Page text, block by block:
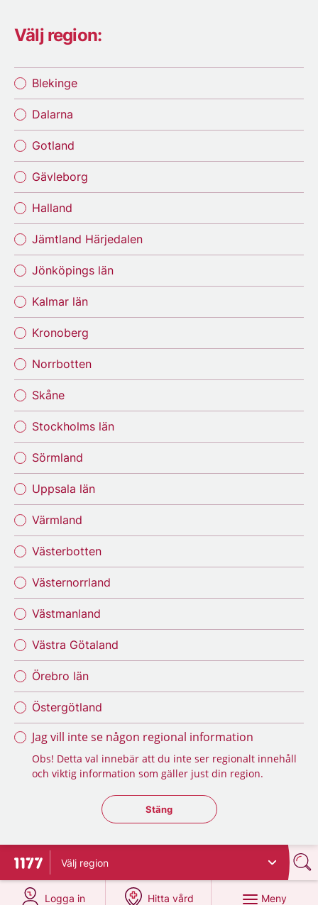
Välj region:
Blekinge
Dalarna
Gotland
Gävleborg
Halland
Jämtland Härjedalen
Jönköpings län
Kalmar län
Kronoberg
Norrbotten
Skåne
Stockholms län
Sörmland
Uppsala län
Värmland
Västerbotten
Västernorrland
Västmanland
Västra Götaland
Örebro län
Östergötland
Jag vill inte se någon regional information
Obs! Detta val innebär att du inte ser regionalt innehåll
och viktig information som gäller just din region.
Stäng regionsväljaren
Stäng
Till startsidan för 1177
Välj region
Logga in
på 1177.se
Hitta vård
på 1177.se
Meny